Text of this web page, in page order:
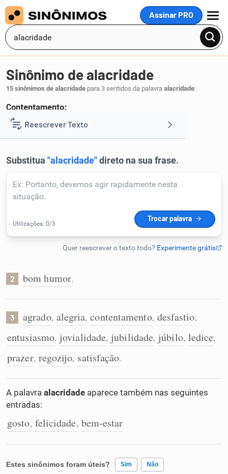
Assinar PRO
MENU
Reescrever Texto
Corrigir Texto
Humanizador de IA
Conexões
Caça-palavras
Dicionário
Sinônimo de alacridade
15 sinônimos de alacridade para 3 sentidos da palavra alacridade:
Contentamento:
1 alegria,prazer.
2 bom humor.
3 agrado, alegria, contentamento, desfastio,
entusiasmo, jovialidade, jubilidade, júbilo, ledice,
prazer, regozijo, satisfação.
A palavra alacridade aparece também nas seguintes
entradas:
gosto, felicidade, bem-estar
Estes sinônimos foram úteis? Sim Não